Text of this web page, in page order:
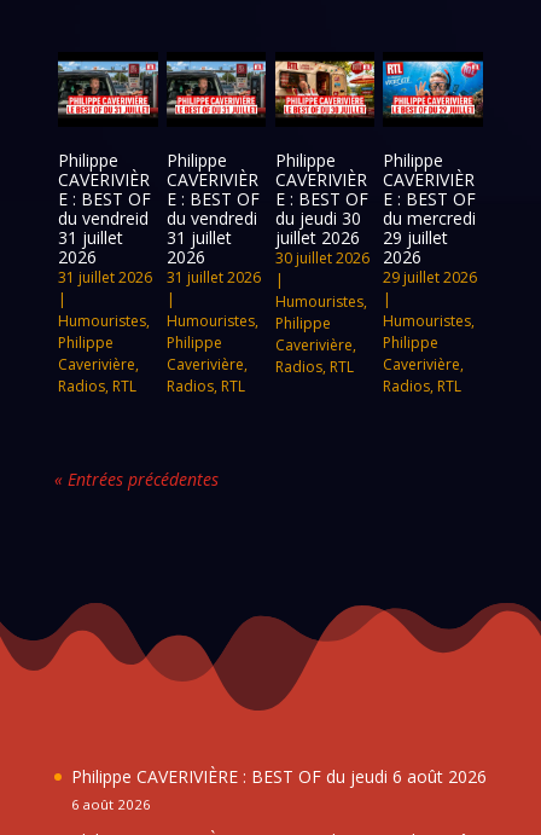
Philippe
CAVERIVIÈR
E : BEST OF
du vendreid
31 juillet
2026
31 juillet 2026
|
Humouristes,
Philippe
Caverivière,
Radios, RTL
Philippe
CAVERIVIÈR
E : BEST OF
du vendredi
31 juillet
2026
31 juillet 2026
|
Humouristes,
Philippe
Caverivière,
Radios, RTL
Philippe
CAVERIVIÈR
E : BEST OF
du jeudi 30
juillet 2026
30 juillet 2026
|
Humouristes,
Philippe
Caverivière,
Radios, RTL
Philippe
CAVERIVIÈR
E : BEST OF
du mercredi
29 juillet
2026
29 juillet 2026
|
Humouristes,
Philippe
Caverivière,
Radios, RTL
« Entrées précédentes
Philippe CAVERIVIÈRE : BEST OF du jeudi 6 août 2026
6 août 2026